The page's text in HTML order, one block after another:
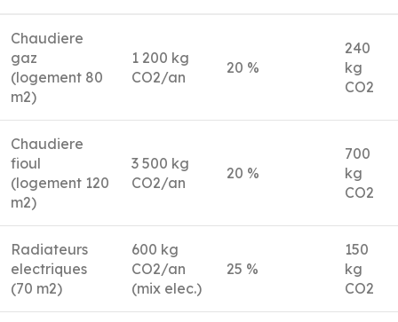
Chaudiere
gaz
(logement 80
m2)
1 200 kg
CO2/an
20 %
240
kg
CO2
Chaudiere
fioul
(logement 120
m2)
3 500 kg
CO2/an
20 %
700
kg
CO2
Radiateurs
electriques
(70 m2)
600 kg
CO2/an
(mix elec.)
25 %
150
kg
CO2